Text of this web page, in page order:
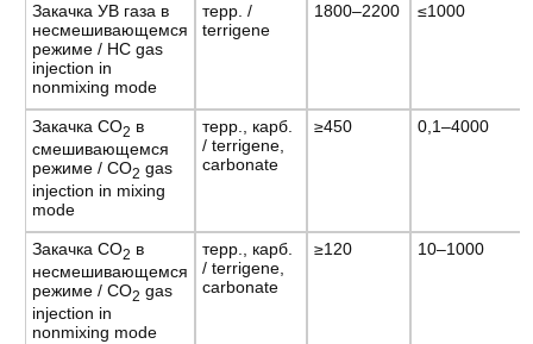
Закачка УВ газа в
несмешивающемся
режиме / HC gas
injection in
nonmixing mode
терр. /
terrigene
1800–2200 ≤1000
Закачка CO2 в
смешивающемся
режиме / CO2 gas
injection in mixing
mode
терр., карб.
/ terrigene,
carbonate
≥450 0,1–4000
Закачка CO2 в
несмешивающемся
режиме / CO2 gas
injection in
nonmixing mode
терр., карб.
/ terrigene,
carbonate
≥120 10–1000